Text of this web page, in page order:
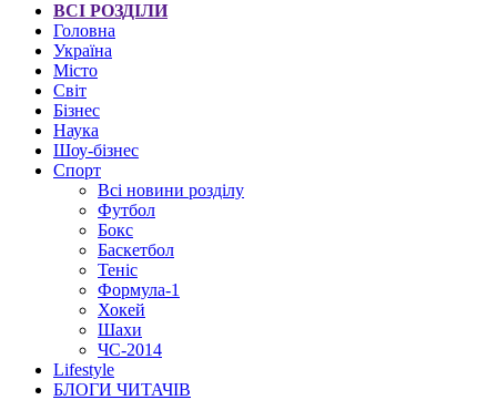
ВСІ РОЗДІЛИ
Головна
Україна
Місто
Світ
Бізнес
Наука
Шоу-бізнес
Спорт
Всі новини розділу
Футбол
Бокс
Баскетбол
Теніс
Формула-1
Хокей
Шахи
ЧС-2014
Lifestyle
БЛОГИ ЧИТАЧІВ